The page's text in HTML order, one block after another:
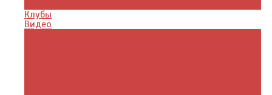
Клубы
Видео